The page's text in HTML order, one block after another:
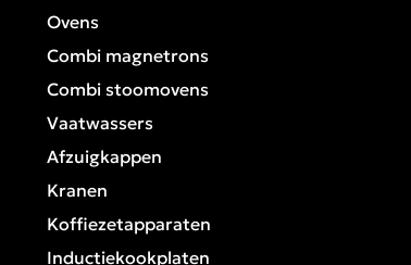
Ovens
Combi magnetrons
Combi stoomovens
Vaatwassers
Afzuigkappen
Kranen
Koffiezetapparaten
Inductiekookplaten